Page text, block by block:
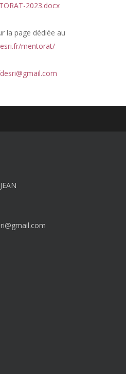
2023.docx
la page dédiée au
mentorat/